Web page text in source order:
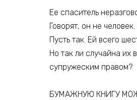
Ее спаситель
Говорят, он не
Пусть так. Ей всего
Но так ли случайна их
супружеским правом?
БУМАЖНУЮ КНИГУ